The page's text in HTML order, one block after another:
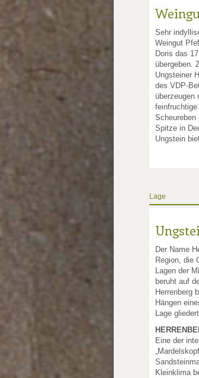
Sehr
Weingut
Doris das
übergeben.
Ungsteiner
des VDP-
überzeugen
Spitze in
Ungstein
Lage
Der Name
Region, die
Lagen der
beruht auf
Herrenberg
Hängen
Lage
Eine der
Kleinklima